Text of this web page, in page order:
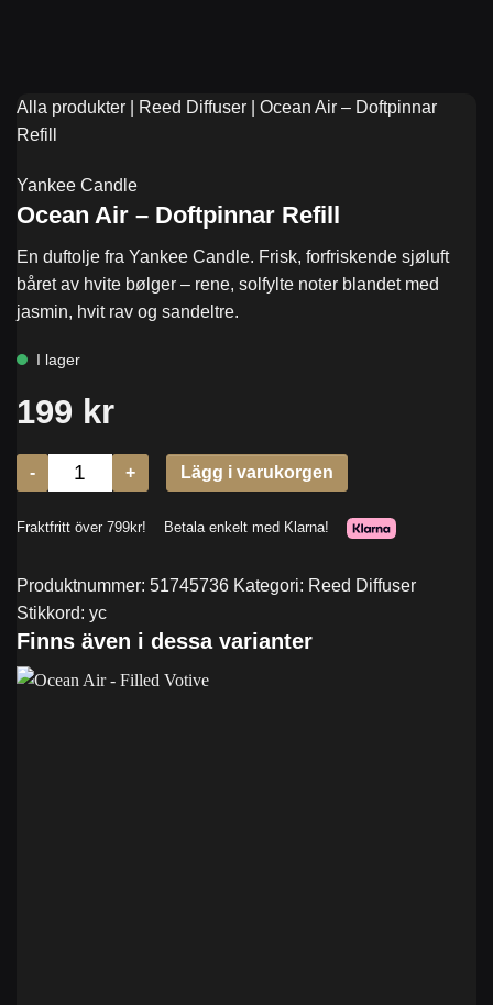
Alla produkter Reed Diffuser
Ocean Air – Doftpinnar
Refill
Yankee Candle
Ocean Air – Doftpinnar Refill
En duftolje fra Yankee Candle. Frisk, forfriskende sjøluft
båret av hvite bølger – rene, solfylte noter blandet med
jasmin, hvit rav og sandeltre.
Produktnummer: 51745736 Kategori: Reed Diffuser
Stikkord: yc
Finns även i dessa varianter